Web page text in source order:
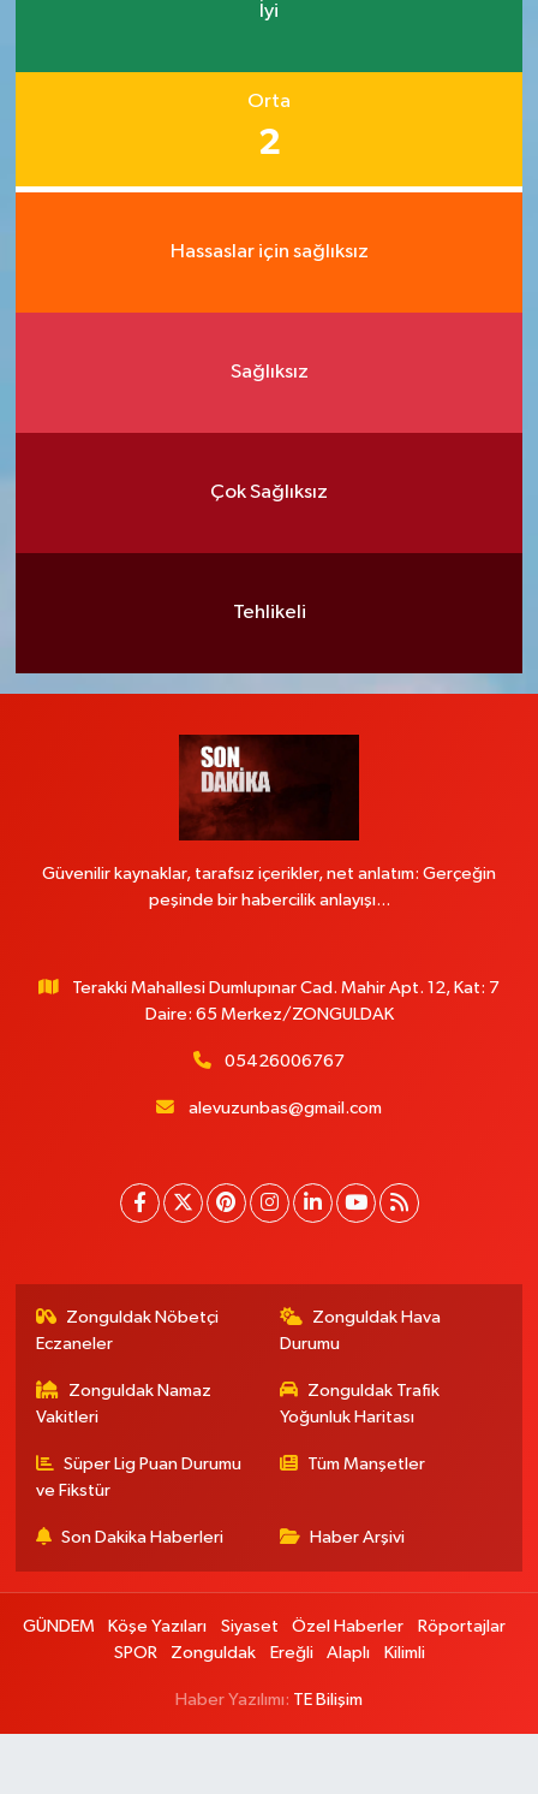
İyi
Orta
2
Hassaslar için sağlıksız
Sağlıksız
Çok Sağlıksız
Tehlikeli
Güvenilir kaynaklar, tarafsız içerikler, net anlatım: Gerçeğin
peşinde bir habercilik anlayışı...
Terakki Mahallesi Dumlupınar Cad. Mahir Apt. 12, Kat: 7
Daire: 65 Merkez/ZONGULDAK
05426006767
alevuzunbas@gmail.com
Zonguldak Nöbetçi
Eczaneler
Zonguldak Hava
Durumu
Zonguldak Namaz
Vakitleri
Zonguldak Trafik
Yoğunluk Haritası
Süper Lig Puan Durumu
ve Fikstür
Tüm Manşetler
Son Dakika Haberleri Haber Arşivi
GÜNDEM Köşe Yazıları Siyaset Özel Haberler
Röportajlar
SPOR
Zonguldak Ereğli Alaplı Kilimli
Haber Yazılımı: TE Bilişim